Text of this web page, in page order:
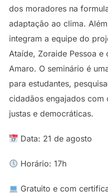
dos moradores na
adaptação ao clima.
integram a equipe do
Ataíde, Zoraide Pessoa e
Amaro. O seminário é
para estudantes,
cidadãos engajados com
justas e democráticas.
Data: 21 de agosto
Horário: 17h
Gratuito e com